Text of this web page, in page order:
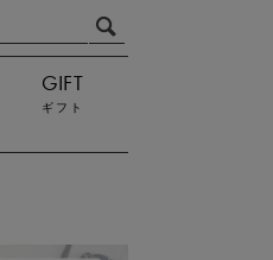
ギフト